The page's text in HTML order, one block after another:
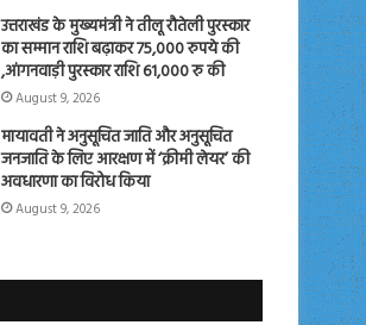
उत्तराखंड के मुख्यमंत्री ने तीलू रौतेली पुरस्कार
का सम्मान राशि बढ़ाकर 75,000 रुपये की
,आंगनवाड़ी पुरस्कार राशि 61,000 रु की
August 9, 2026
मायावती ने अनुसूचित जाति और अनुसूचित
जनजाति के लिए आरक्षण में ‘क्रीमी लेयर’ की
अवधारणा का विरोध किया
August 9, 2026